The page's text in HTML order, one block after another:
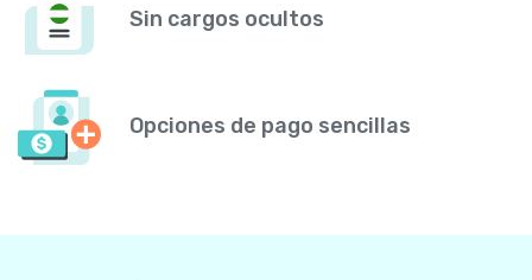
Sin cargos ocultos
Opciones de pago sencillas